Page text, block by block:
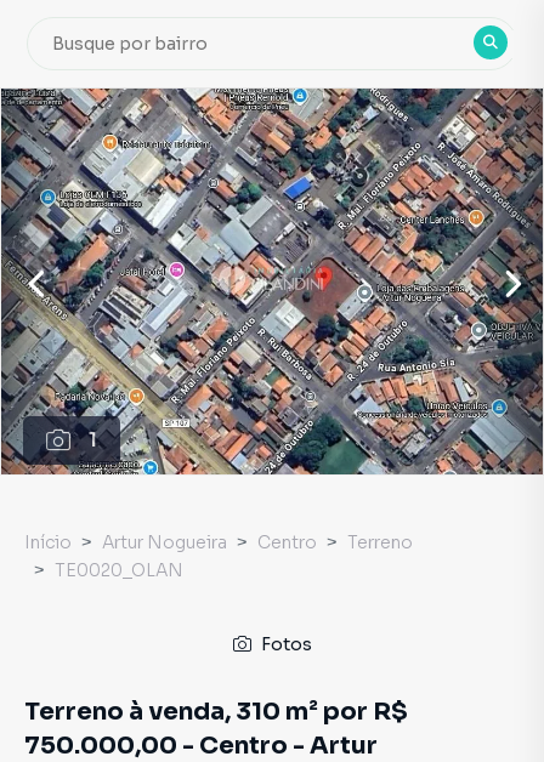
1
Início Artur Nogueira Centro
Terreno
TE0020_OLAN
Fotos
Terreno à venda, 310 m² por R$
750.000,00 - Centro - Artur